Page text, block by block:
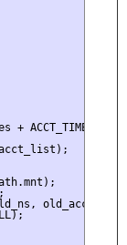
+
old_acct);